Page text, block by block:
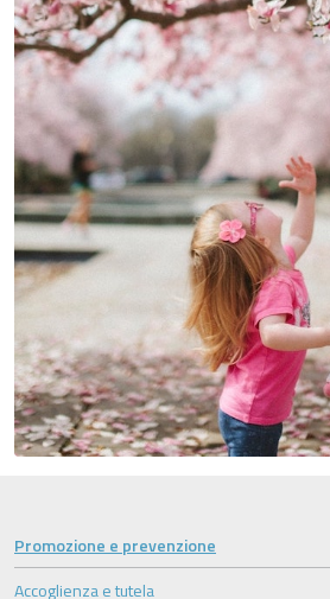
Promozione e prevenzione
Accoglienza e tutela